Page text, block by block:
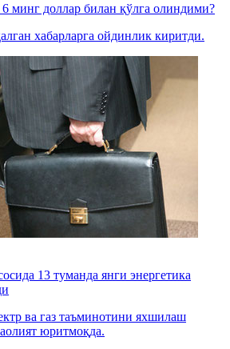
минг доллар билан қўлга олиндими?
хабарларга ойдинлик киритди.
13 туманда янги энергетика
ва газ таъминотини яхшилаш
юритмоқда.